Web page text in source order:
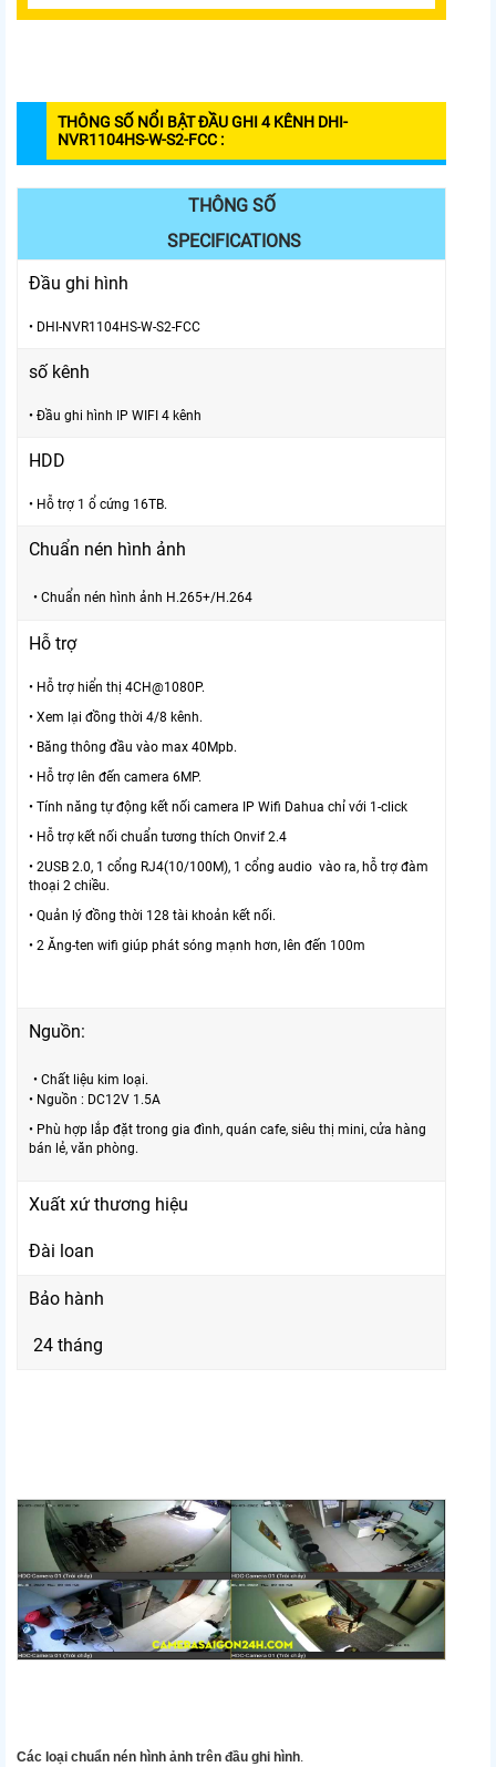
THÔNG SỐ NỔI BẬTĐẦU GHI 4 KÊNH DHI-
NVR1104HS-W-S2-FCC :
THÔNG SỐ
SPECIFICATIONS
Đầu ghi hình
• DHI-NVR1104HS-W-S2-FCC
số kênh
• Đầu ghi hình IP WIFI 4 kênh
HDD
• Hỗ trợ 1 ổ cứng 16TB.
Chuẩn nén hình ảnh
• Chuẩn nén hình ảnh H.265+/H.264
Hỗ trợ
• Hỗ trợ hiển thị 4CH@1080P.
• Xem lại đồng thời 4/8 kênh.
• Băng thông đầu vào max 40Mpb.
• Hỗ trợ lên đến camera 6MP.
• Tính năng tự động kết nối camera IP Wifi Dahua chỉ với 1-click
• Hỗ trợ kết nối chuẩn tương thích Onvif 2.4
• 2USB 2.0, 1 cổng RJ4(10/100M), 1 cổng audio vào ra, hỗ trợ đàm
thoại 2 chiều.
• Quản lý đồng thời 128 tài khoản kết nối.
• 2 Ăng-ten wifi giúp phát sóng mạnh hơn, lên đến 100m
Nguồn:
• Chất liệu kim loại.
• Nguồn : DC12V 1.5A
• Phù hợp lắp đặt trong gia đình, quán cafe, siêu thị mini, cửa hàng
bán lẻ, văn phòng.
Xuất xứ thương hiệu
Đài loan
Bảo hành
24 tháng
Các loại chuẩn nén hình ảnh trên đầu ghi hình.